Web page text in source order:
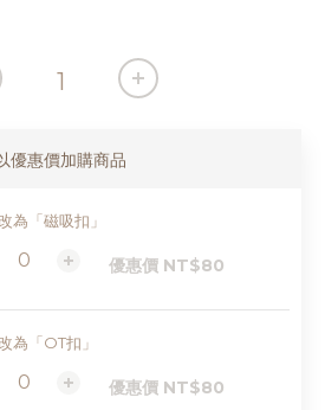
優惠價加購商品
為「磁吸扣」
優惠價 NT$80
為「OT扣」
優惠價 NT$80